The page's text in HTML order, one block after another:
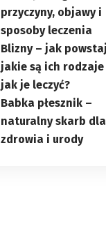
przyczyny, objawy i
sposoby leczenia
Blizny – jak
jakie są ich rodzaje
jak je leczyć?
Babka płesznik –
naturalny skarb dla
zdrowia i urody